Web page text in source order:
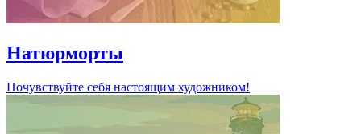
Натюрморты
Почувствуйте себя настоящим художником!